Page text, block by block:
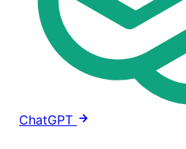
ChatGPT